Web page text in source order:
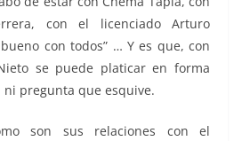
con el licenciado Arturo
con todos” … Y es que, con
se puede platicar en forma
pregunta que esquive.
son sus relaciones con el